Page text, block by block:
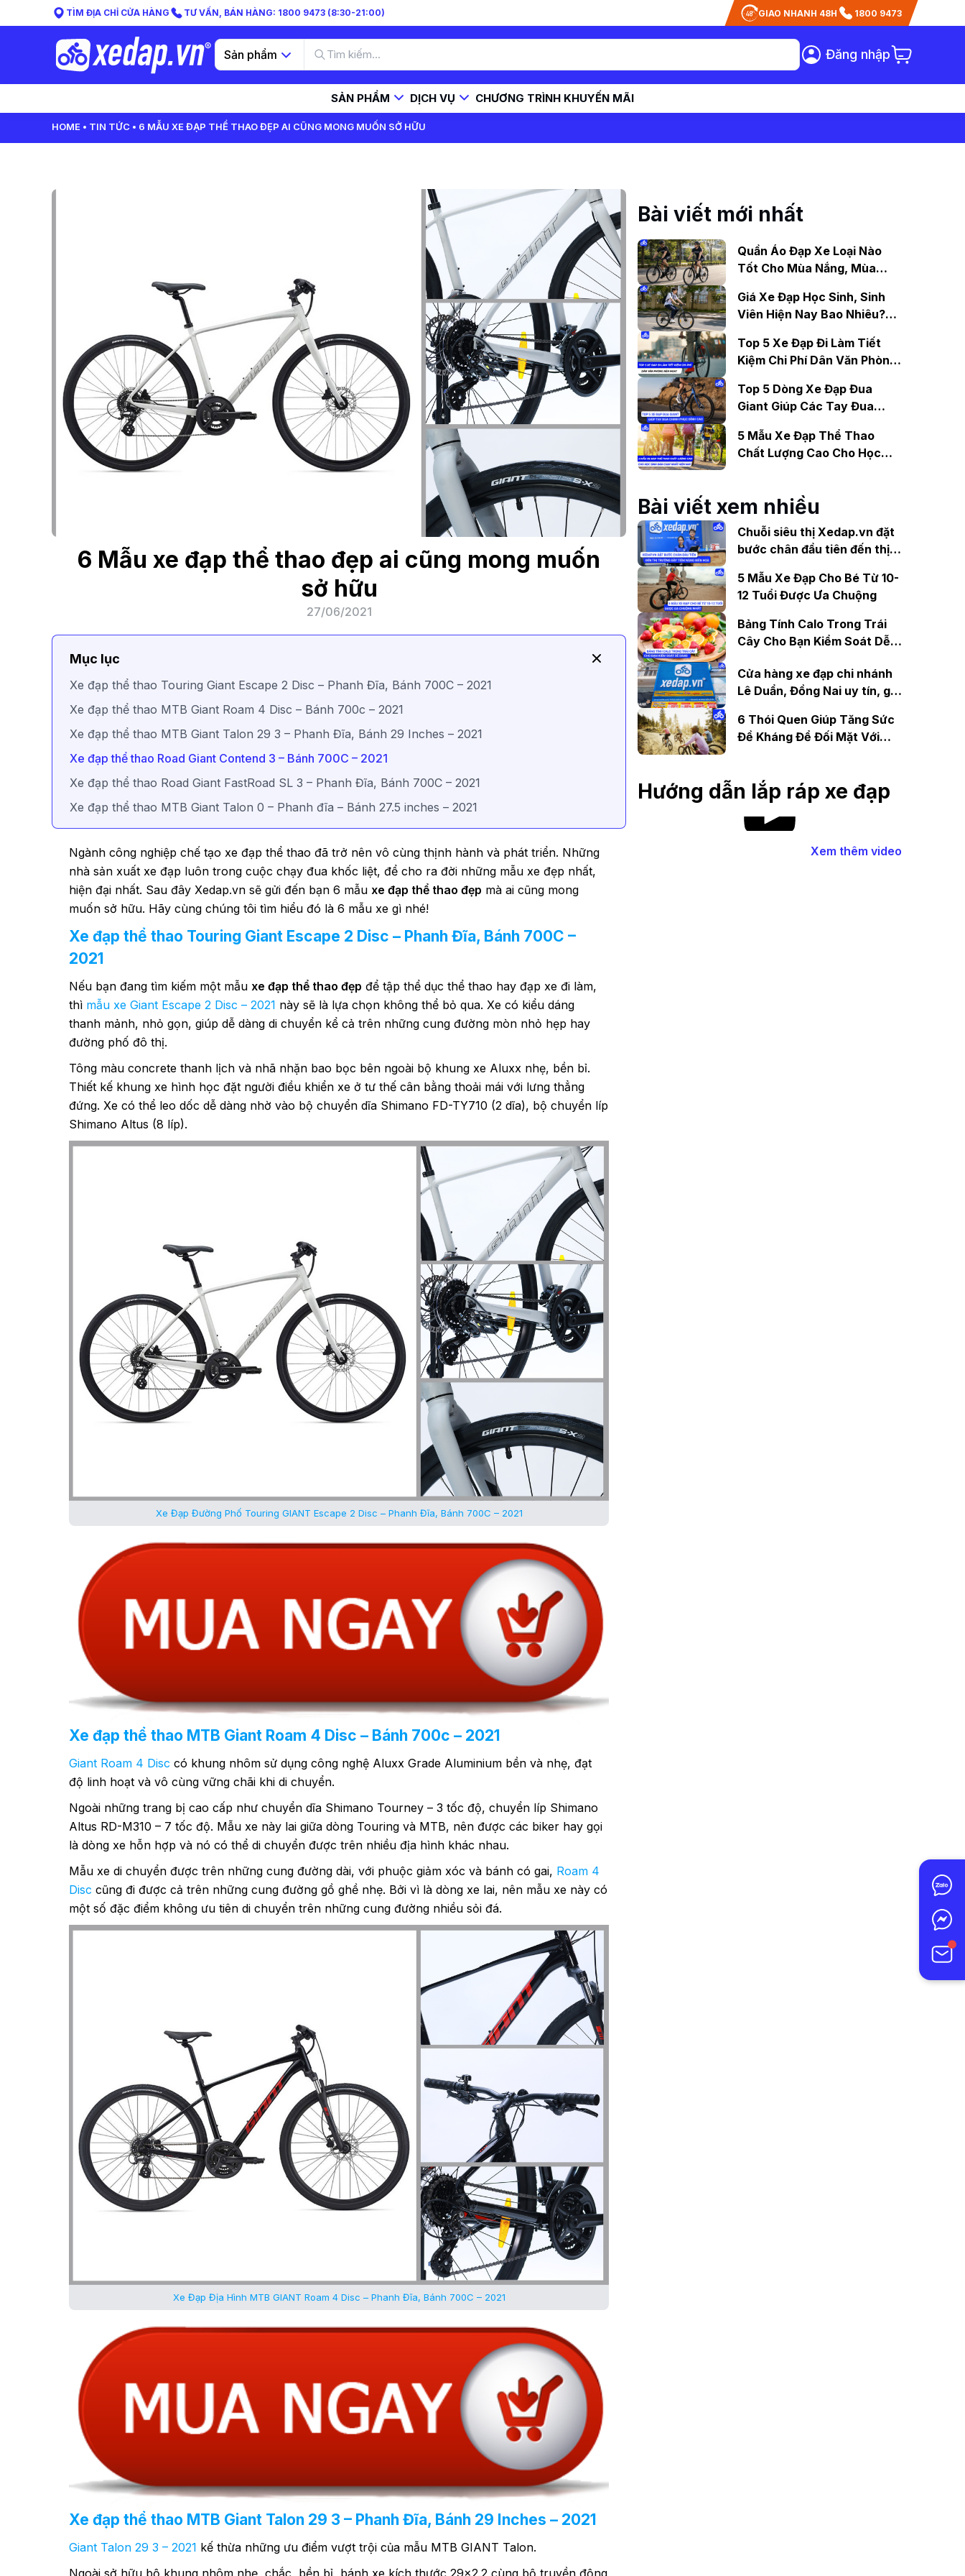
TÌM ĐỊA CHỈ CỬA HÀNG TƯ VẤN, BÁN HÀNG: 1800 9473 (8:30-21:00) GIAO NHANH 48H 1800 9473
Sản phẩm Đăng nhập
SẢN PHẨM DỊCH VỤ CHƯƠNG TRÌNH KHUYẾN MÃI
HOME TIN TỨC 6 MẪU XE ĐẠP THỂ THAO ĐẸP AI CŨNG MONG MUỐN SỞ HỮU
6 Mẫu xe đạp thể thao đẹp ai cũng mong muốn
sở hữu
27/06/2021
Mục lục
Xe đạp thể thao Touring Giant Escape 2 Disc – Phanh Đĩa, Bánh 700C – 2021
Xe đạp thể thao MTB Giant Roam 4 Disc – Bánh 700c – 2021
Xe đạp thể thao MTB Giant Talon 29 3 – Phanh Đĩa, Bánh 29 Inches – 2021
Xe đạp thể thao Road Giant Contend 3 – Bánh 700C – 2021
Xe đạp thể thao Road Giant FastRoad SL 3 – Phanh Đĩa, Bánh 700C – 2021
Xe đạp thể thao MTB Giant Talon 0 – Phanh đĩa – Bánh 27.5 inches – 2021
Ngành công nghiệp chế tạo xe đạp thể thao đã trở nên vô cùng thịnh hành và phát triển. Những
nhà sản xuất xe đạp luôn trong cuộc chạy đua khốc liệt, để cho ra đời những mẫu xe đẹp nhất,
hiện đại nhất. Sau đây Xedap.vn sẽ gửi đến bạn 6 mẫu xe đạp thể thao đẹp mà ai cũng mong
muốn sở hữu. Hãy cùng chúng tôi tìm hiểu đó là 6 mẫu xe gì nhé!
Xe đạp thể thao Touring Giant Escape 2 Disc – Phanh Đĩa, Bánh 700C –
2021
Nếu bạn đang tìm kiếm một mẫu xe đạp thể thao đẹp để tập thể dục thể thao hay đạp xe đi làm,
thì mẫu xe Giant Escape 2 Disc – 2021 này sẽ là lựa chọn không thể bỏ qua. Xe có kiểu dáng
thanh mảnh, nhỏ gọn, giúp dễ dàng di chuyển kể cả trên những cung đường mòn nhỏ hẹp hay
đường phố đô thị.
Tông màu concrete thanh lịch và nhã nhặn bao bọc bên ngoài bộ khung xe Aluxx nhẹ, bền bỉ.
Thiết kế khung xe hình học đặt người điều khiển xe ở tư thế cân bằng thoải mái với lưng thẳng
đứng. Xe có thể leo dốc dễ dàng nhờ vào bộ chuyển dĩa Shimano FD-TY710 (2 dĩa), bộ chuyển líp
Shimano Altus (8 líp).
Xe Đạp Đường Phố Touring GIANT Escape 2 Disc – Phanh Đĩa, Bánh 700C – 2021
Xe đạp thể thao MTB Giant Roam 4 Disc – Bánh 700c – 2021
Giant Roam 4 Disc có khung nhôm sử dụng công nghệ Aluxx Grade Aluminium bền và nhẹ, đạt
độ linh hoạt và vô cùng vững chãi khi di chuyển.
Ngoài những trang bị cao cấp như chuyển dĩa Shimano Tourney – 3 tốc độ, chuyển líp Shimano
Altus RD-M310 – 7 tốc độ. Mẫu xe này lai giữa dòng Touring và MTB, nên được các biker hay gọi
là dòng xe hỗn hợp và nó có thể di chuyển được trên nhiều địa hình khác nhau.
Mẫu xe di chuyển được trên những cung đường dài, với phuộc giảm xóc và bánh có gai, Roam 4
Disc cũng đi được cả trên những cung đường gồ ghề nhẹ. Bởi vì là dòng xe lai, nên mẫu xe này có
một số đặc điểm không ưu tiên di chuyển trên những cung đường nhiều sỏi đá.
Xe Đạp Địa Hình MTB GIANT Roam 4 Disc – Phanh Đĩa, Bánh 700C – 2021
Xe đạp thể thao MTB Giant Talon 29 3 – Phanh Đĩa, Bánh 29 Inches – 2021
Giant Talon 29 3 – 2021 kế thừa những ưu điểm vượt trội của mẫu MTB GIANT Talon.
Ngoài sở hữu bộ khung nhôm nhẹ, chắc, bền bỉ, bánh xe kích thước 29×2.2 cùng bộ truyền động
Bài viết mới nhất
Quần Áo Đạp Xe Loại Nào
Tốt Cho Mùa Nắng, Mùa
Giá Xe Đạp Học Sinh, Sinh
Viên Hiện Nay Bao Nhiêu?
Top 5 Xe Đạp Đi Làm Tiết
Kiệm Chi Phí Dân Văn Phòng
Top 5 Dòng Xe Đạp Đua
Giant Giúp Các Tay Đua
5 Mẫu Xe Đạp Thể Thao
Chất Lượng Cao Cho Học
Bài viết xem nhiều
Chuỗi siêu thị Xedap.vn đặt
bước chân đầu tiên đến thị
Hoà, Đồng Nai
5 Mẫu Xe Đạp Cho Bé Từ 10-
12 Tuổi Được Ưa Chuộng
Bảng Tính Calo Trong Trái
Cây Cho Bạn Kiểm Soát Dễ
Cửa hàng xe đạp chi nhánh
Lê Duẩn, Đồng Nai uy tín, giá
6 Thói Quen Giúp Tăng Sức
Đề Kháng Để Đối Mặt Với
Hướng dẫn lắp ráp xe đạp
Xem thêm video